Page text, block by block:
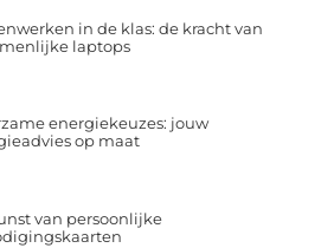
in de klas: de kracht van
laptops
energiekeuzes: jouw
op maat
van persoonlijke